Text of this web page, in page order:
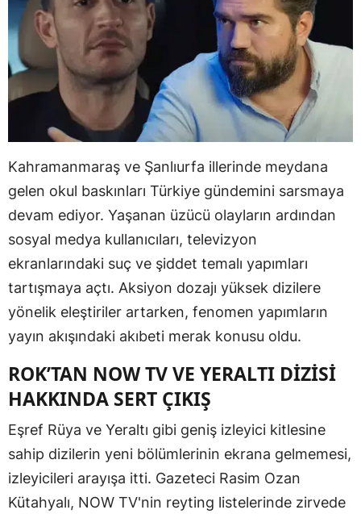
Kahramanmaraş ve Şanlıurfa illerinde meydana
gelen okul baskınları Türkiye gündemini sarsmaya
devam ediyor. Yaşanan üzücü olayların ardından
sosyal medya kullanıcıları, televizyon
ekranlarındaki suç ve şiddet temalı yapımları
tartışmaya açtı. Aksiyon dozajı yüksek dizilere
yönelik eleştiriler artarken, fenomen yapımların
yayın akışındaki akıbeti merak konusu oldu.
ROK’TAN NOW TV VE YERALTI DİZİSİ
HAKKINDA SERT ÇIKIŞ
Eşref Rüya ve Yeraltı gibi geniş izleyici kitlesine
sahip dizilerin yeni bölümlerinin ekrana gelmemesi,
izleyicileri arayışa itti. Gazeteci Rasim Ozan
Kütahyalı, NOW TV'nin reyting listelerinde zirvede